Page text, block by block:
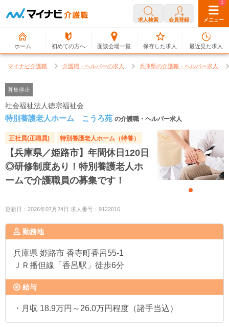
求人検索 会員登録 メニュー
ホーム 初めての方へ 面談会場一覧
0
保存した求人
1
最近見た求人
マイナビ介護職 介護職・ヘルパーの求人 兵庫県の介護職・ヘルパー求人
募集停止
社会福祉法人徳宗福祉会
特別養護老人ホーム こうろ苑 の介護職・ヘルパー求人
正社員(正職員) 特別養護老人ホーム（特養）
【兵庫県／姫路市】年間休日120日
◎研修制度あり！特別養護老人ホ
ームで介護職員の募集です！
更新日：2026年07月24日 求人番号：9122016
勤務地
兵庫県 姫路市 香寺町香呂55-1
ＪＲ播但線「香呂駅」徒歩6分
給与
・月収 18.9万円～26.0万円程度（諸手当込）